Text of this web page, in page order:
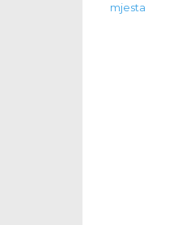
mjesta